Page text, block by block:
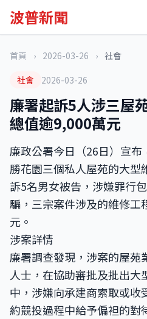
波普新聞
首頁 › 2026-03-26 › 社會
社會
2026-03-26
廉署起訴5人涉三屋
總值逾9,000萬元
廉政公署今日（26日）宣
勝花園三個私人屋苑的大型
訴5名男女被告，涉嫌罪行
騙，三宗案件涉及的維修工
元。
涉案詳情
廉署調查發現，涉案的屋苑
人士，在協助審批及批出大
中，涉嫌向承建商索取或收
約競投過程中給予偏袒的對